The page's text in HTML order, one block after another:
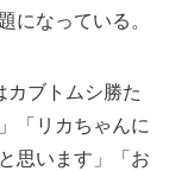
になっている。
ブトムシ勝た
「リカちゃんに
思います」「お